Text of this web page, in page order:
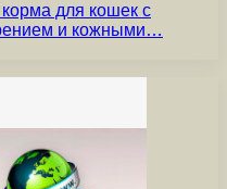
для кошек с
и кожными…